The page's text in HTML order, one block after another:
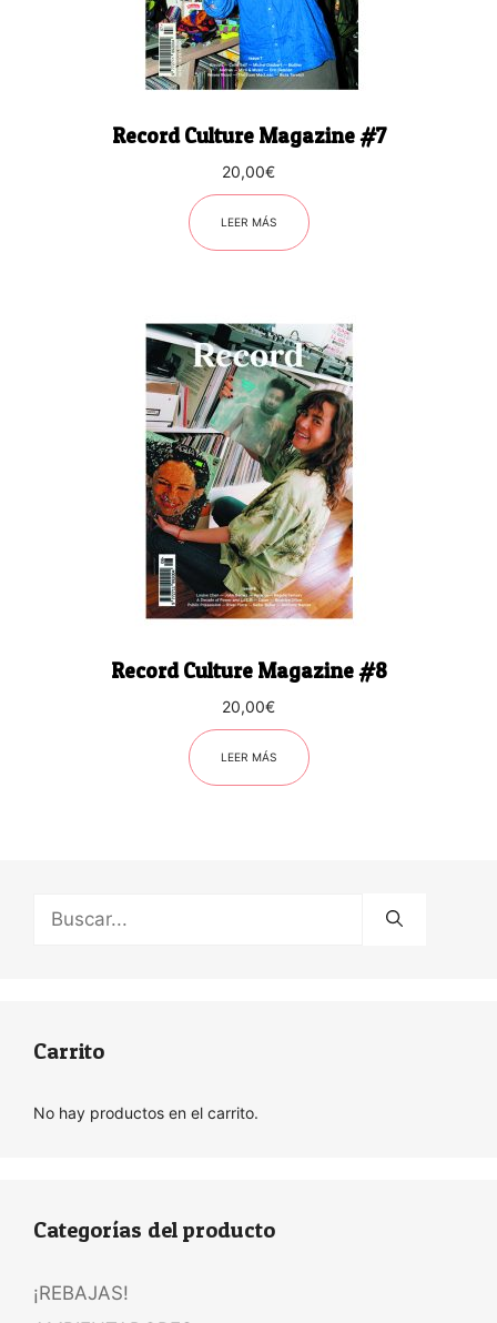
Record Culture Magazine #7
20,00€
LEER MÁS
Record Culture Magazine #8
20,00€
LEER MÁS
Carrito
No hay productos en el carrito.
Categorías del producto
¡REBAJAS!